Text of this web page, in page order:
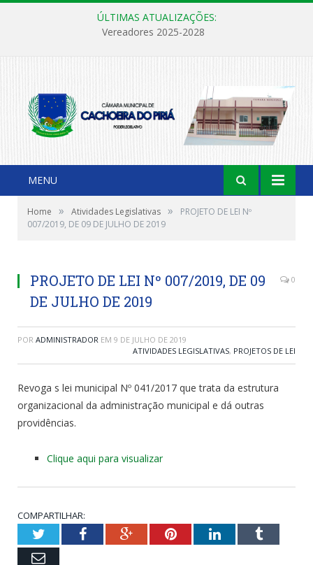
ÚLTIMAS ATUALIZAÇÕES:
Vereadores 2025-2028
MENU
Home » Atividades Legislativas »
PROJETO DE LEI Nº
007/2019, DE 09 DE JULHO DE 2019
PROJETO DE LEI Nº 007/2019, DE 09
DE JULHO DE 2019
0
POR ADMINISTRADOR EM 9 DE JULHO DE 2019
ATIVIDADES LEGISLATIVAS, PROJETOS DE LEI
Revoga s lei municipal Nº 041/2017 que trata da estrutura
organizacional da administração municipal e dá outras
providências.
Clique aqui para visualizar
COMPARTILHAR:
TwitterFacebookGoogle+PinterestLinkedInTumblr
Email